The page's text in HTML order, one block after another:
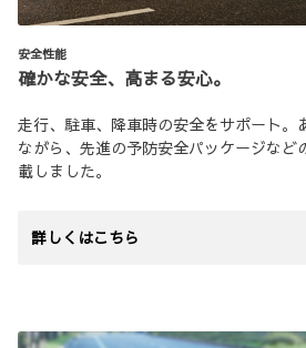
安全性能
確かな安全、高まる安心。
走行、駐車、降車時の安全をサポート。
ながら、先進の予防安全パッケージなど
載しました。
詳しくはこちら